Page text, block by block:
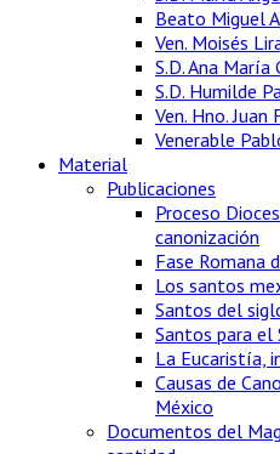
Beato Miguel
Ven. Moisés
S.D. Ana María
S.D. Humilde
Ven. Hno.
Venerable
Material
Publicaciones
Proceso
canonización
Fase Romana
Los santos
Santos del
Santos para el
La Eucaristía,
Causas de
México
Documentos del